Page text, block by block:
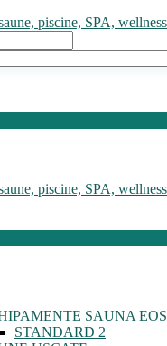
piscine, SPA, wellness
piscine, SPA, wellness
SAUNA EOS
STANDARD 2